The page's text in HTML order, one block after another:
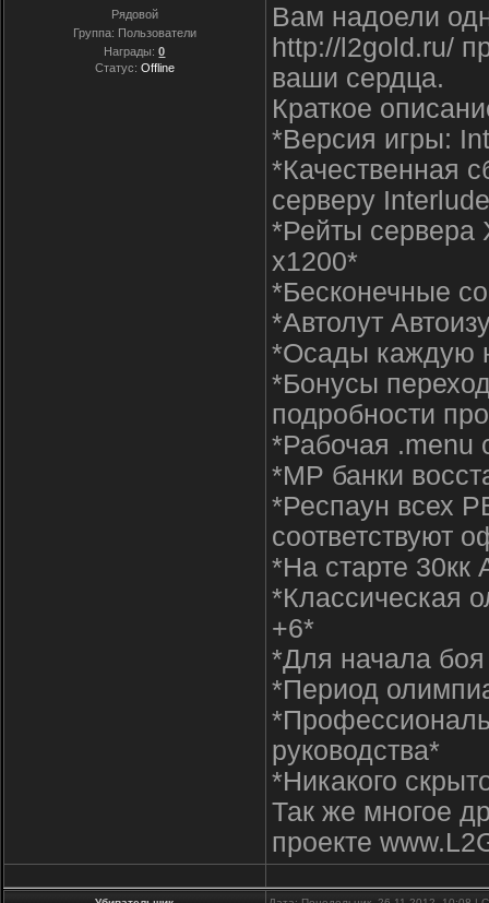
Рядовой
Группа: Пользователи
Награды:0
Статус: Offline
Вам надоели
http://l2gold.ru/
ваши сердца.
Краткое
*Версия игры:
*Качественная
серверу
*Рейты сервера
x1200*
*Бесконечные
*Автолут
*Осады каждую
*Бонусы
подробности
*Рабочая .menu
*MP банки
*Респаун всех
соответствуют
*На старте
*Классическая
+6*
*Для начала
*Период
руководства*
*Никакого
Так же многое
проекте